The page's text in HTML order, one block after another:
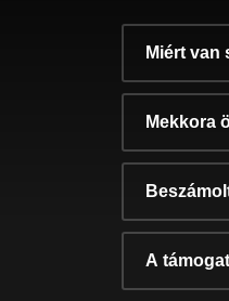
Miért van
Mekkora
A